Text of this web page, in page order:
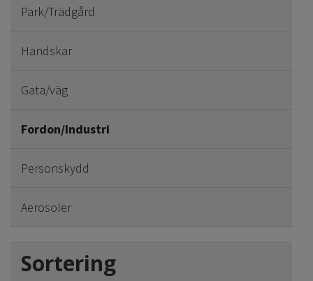
Park/Trädgård
Handskar
Gata/väg
Fordon/Industri
Personskydd
Aerosoler
Sortering